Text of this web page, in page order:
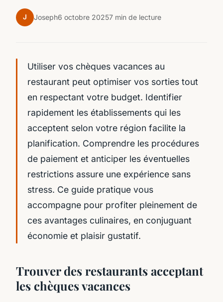
J Joseph6 octobre 20257 min de lecture
Utiliser vos chèques vacances au
restaurant peut optimiser vos sorties tout
en respectant votre budget. Identifier
rapidement les établissements qui les
acceptent selon votre région facilite la
planification. Comprendre les procédures
de paiement et anticiper les éventuelles
restrictions assure une expérience sans
stress. Ce guide pratique vous
accompagne pour profiter pleinement de
ces avantages culinaires, en conjuguant
économie et plaisir gustatif.
Trouver des restaurants acceptant
les chèques vacances